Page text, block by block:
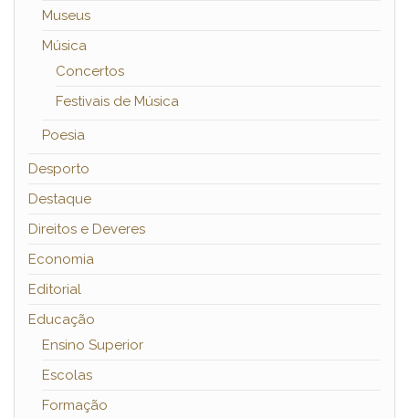
Museus
Música
Concertos
Festivais de Música
Poesia
Desporto
Destaque
Direitos e Deveres
Economia
Editorial
Educação
Ensino Superior
Escolas
Formação